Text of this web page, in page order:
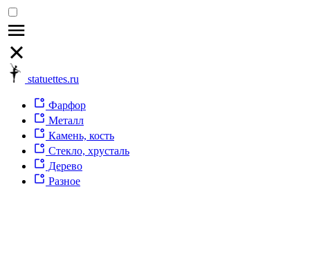
statuettes.ru
Фарфор
Металл
Камень, кость
Стекло, хрусталь
Дерево
Разное